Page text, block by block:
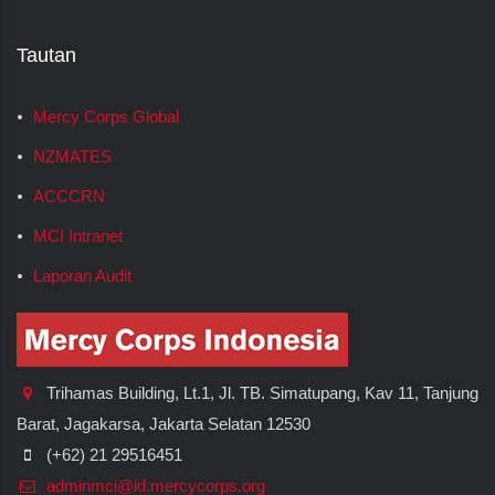
Tautan
Mercy Corps Global
NZMATES
ACCCRN
MCI Intranet
Laporan Audit
Trihamas Building, Lt.1, Jl. TB. Simatupang, Kav 11, Tanjung
Barat, Jagakarsa, Jakarta Selatan 12530
(+62) 21 29516451
adminmci@id.mercycorps.org